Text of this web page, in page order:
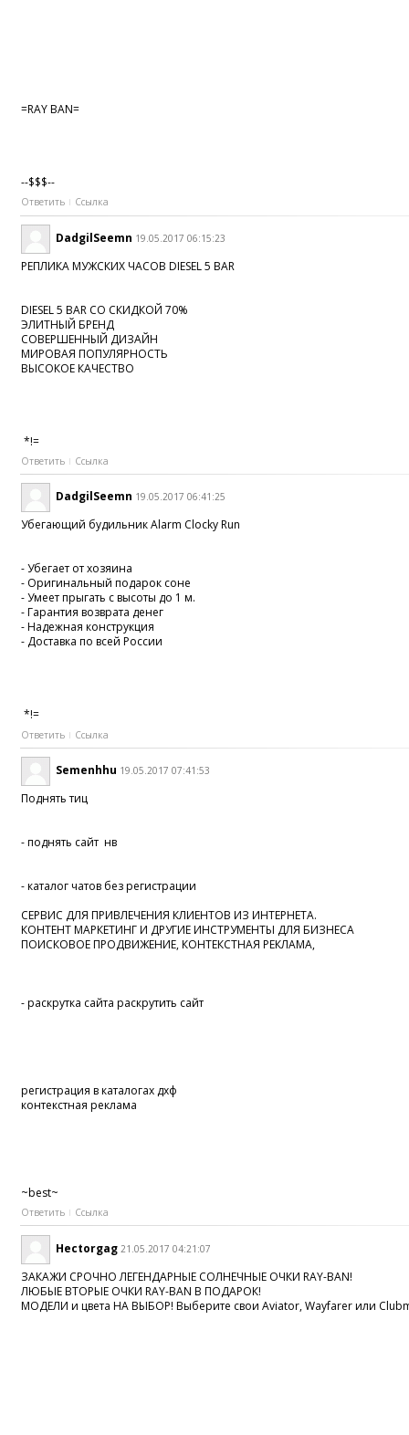
=RAY BAN=
--$$$--
Ответить Ссылка
DadgilSeemn 19.05.2017 06:15:23
РЕПЛИКА МУЖСКИХ ЧАСОВ DIESEL 5 BAR
DIESEL 5 BAR СО СКИДКОЙ 70%
ЭЛИТНЫЙ БРЕНД
СОВЕРШЕННЫЙ ДИЗАЙН
МИРОВАЯ ПОПУЛЯРНОСТЬ
ВЫСОКОЕ КАЧЕСТВО
*!=
Ответить Ссылка
DadgilSeemn 19.05.2017 06:41:25
Убегающий будильник Alarm Clocky Run
- Убегает от хозяина
- Оригинальный подарок соне
- Умеет прыгать с высоты до 1 м.
- Гарантия возврата денег
- Надежная конструкция
- Доставка по всей России
*!=
Ответить Ссылка
Semenhhu 19.05.2017 07:41:53
Поднять тиц
- поднять сайт нв
- каталог чатов без регистрации
СЕРВИС ДЛЯ ПРИВЛЕЧЕНИЯ КЛИЕНТОВ ИЗ ИНТЕРНЕТА.
КОНТЕНТ МАРКЕТИНГ И ДРУГИЕ ИНСТРУМЕНТЫ ДЛЯ БИЗНЕСА
ПОИСКОВОЕ ПРОДВИЖЕНИЕ, КОНТЕКСТНАЯ РЕКЛАМА,
- раскрутка сайта раскрутить сайт
регистрация в каталогах дхф
контекстная реклама
~best~
Ответить Ссылка
Hectorgag 21.05.2017 04:21:07
ЗАКАЖИ СРОЧНО ЛЕГЕНДАРНЫЕ СОЛНЕЧНЫЕ ОЧКИ RAY-BAN!
ЛЮБЫЕ ВТОРЫЕ ОЧКИ RAY-BAN В ПОДАРОК!
МОДЕЛИ и цвета НА ВЫБОР! Выберите свои Aviator, Wayfarer или